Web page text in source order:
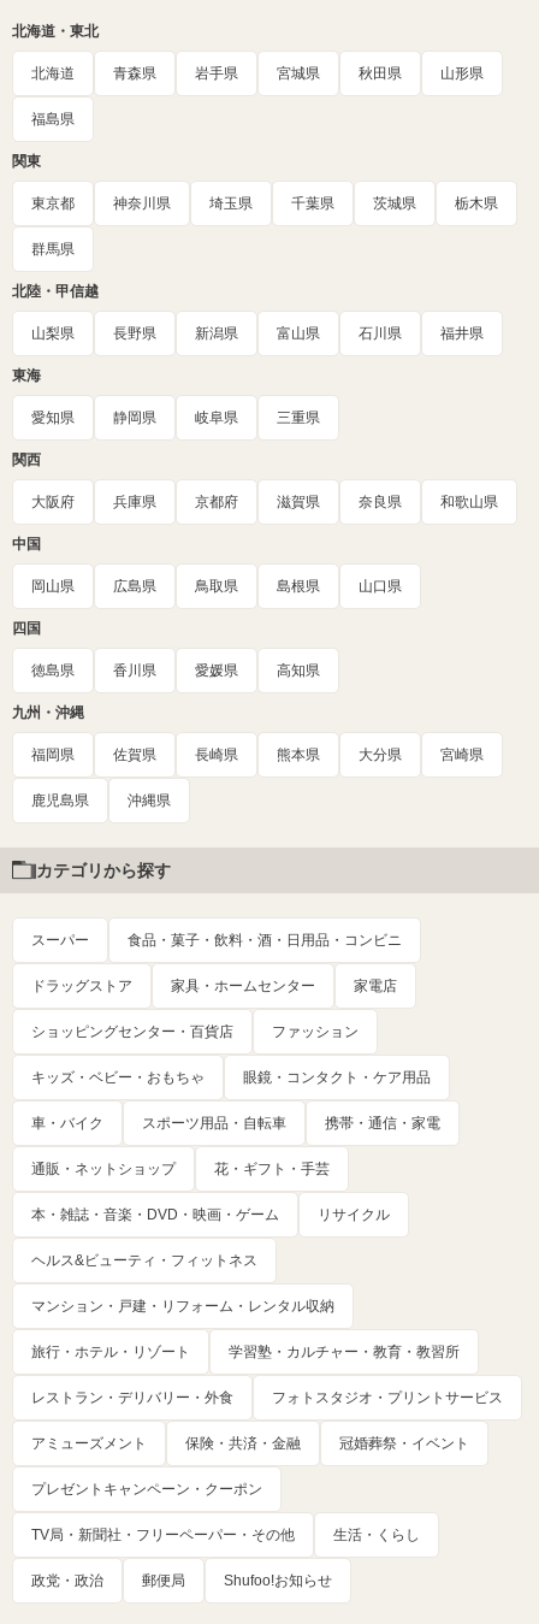
北海道・東北
北海道 青森県 岩手県 宮城県 秋田県 山形県
福島県
関東
東京都 神奈川県 埼玉県 千葉県 茨城県 栃木県
群馬県
北陸・甲信越
山梨県 長野県 新潟県 富山県 石川県 福井県
東海
愛知県 静岡県 岐阜県 三重県
関西
大阪府 兵庫県 京都府 滋賀県 奈良県 和歌山県
中国
岡山県 広島県 鳥取県 島根県 山口県
四国
徳島県 香川県 愛媛県 高知県
九州・沖縄
福岡県 佐賀県 長崎県 熊本県 大分県 宮崎県
鹿児島県 沖縄県
カテゴリから探す
スーパー 食品・菓子・飲料・酒・日用品・コンビニ
ドラッグストア 家具・ホームセンター 家電店
ショッピングセンター・百貨店 ファッション
キッズ・ベビー・おもちゃ 眼鏡・コンタクト・ケア用品
車・バイク スポーツ用品・自転車 携帯・通信・家電
通販・ネットショップ 花・ギフト・手芸
本・雑誌・音楽・DVD・映画・ゲーム リサイクル
ヘルス&ビューティ・フィットネス
マンション・戸建・リフォーム・レンタル収納
旅行・ホテル・リゾート 学習塾・カルチャー・教育・教習所
レストラン・デリバリー・外食 フォトスタジオ・プリントサービス
アミューズメント 保険・共済・金融 冠婚葬祭・イベント
プレゼントキャンペーン・クーポン
TV局・新聞社・フリーペーパー・その他 生活・くらし
政党・政治 郵便局 Shufoo!お知らせ